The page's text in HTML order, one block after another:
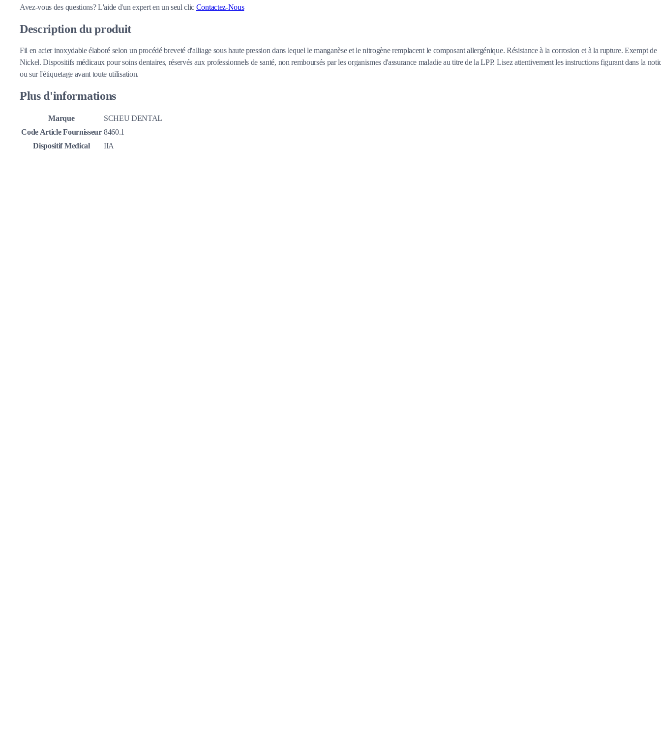
Avez-vous des questions?L'aide d'un expert en un seul clic Contactez-Nous
Description du produit
Fil en acier inoxydable élaboré selon un procédé breveté d'alliage sous haute pression dans lequel le manganèse et le nitrogène remplacent le composant allergénique. Résistance à la corrosion et à la rupture. Exempt de
Nickel. Dispositifs médicaux pour soins dentaires, réservés aux professionnels de santé, non remboursés par les organismes d'assurance maladie au titre de la LPP. Lisez attentivement les instructions figurant dans la
ou sur l'étiquetage avant toute utilisation.
Plus d'informations
Marque
SCHEU DENTAL
Code Article Fournisseur 8460.1
Dispositif Medical
IIA